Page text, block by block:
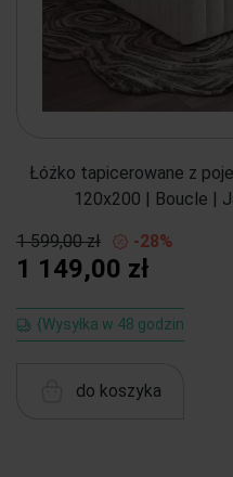
Łóżko tapicerowane z
120x200 | Boucle |
1 599,00 zł -28%
1 149,00 zł
{Wysyłka w 48 godzin
do koszyka